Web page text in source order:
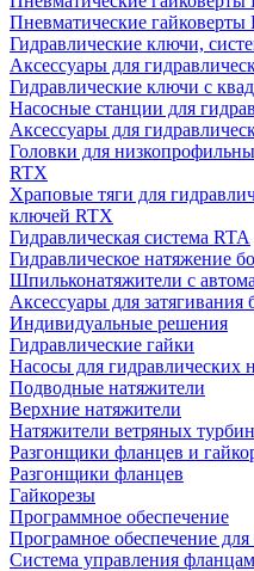
Пневматические гайковерты
Гидравлические ключи,
Аксессуары для
Гидравлические ключи с
Насосные станции для
Аксессуары для
Головки для
RTX
Храповые тяги для
ключей RTX
Гидравлическая система RTA
Гидравлическое натяжение
Шпильконатяжители с
Аксессуары для
Индивидуальные решения
Гидравлические гайки
Насосы для гидравлических
Подводные натяжители
Верхние натяжители
Натяжители ветряных турбин
Разгонщики фланцев и
Разгонщики фланцев
Гайкорезы
Программное обеспечение
Програмное обеспечение для
Система управления